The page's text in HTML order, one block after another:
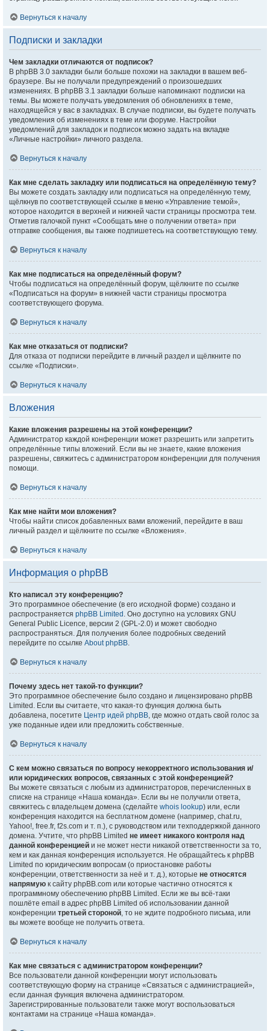
Вернуться к началу
Подписки и закладки
Чем закладки отличаются от подписок?
В phpBB 3.0 закладки были больше похожи на закладки в вашем веб-
браузере. Вы не получали предупреждений о произошедших
изменениях. В phpBB 3.1 закладки больше напоминают подписки на
темы. Вы можете получать уведомления об обновлениях в теме,
находящейся у вас в закладках. В случае подписки, вы будете получать
уведомления об изменениях в теме или форуме. Настройки
уведомлений для закладок и подписок можно задать на вкладке
«Личные настройки» личного раздела.
Вернуться к началу
Как мне сделать закладку или подписаться на определённую тему?
Вы можете создать закладку или подписаться на определённую тему,
щёлкнув по соответствующей ссылке в меню «Управление темой»,
которое находится в верхней и нижней части страницы просмотра тем.
Отметив галочкой пункт «Сообщать мне о получении ответа» при
отправке сообщения, вы также подпишетесь на соответствующую тему.
Вернуться к началу
Как мне подписаться на определённый форум?
Чтобы подписаться на определённый форум, щёлкните по ссылке
«Подписаться на форум» в нижней части страницы просмотра
соответствующего форума.
Вернуться к началу
Как мне отказаться от подписки?
Для отказа от подписки перейдите в личный раздел и щёлкните по
ссылке «Подписки».
Вернуться к началу
Вложения
Какие вложения разрешены на этой конференции?
Администратор каждой конференции может разрешить или запретить
определённые типы вложений. Если вы не знаете, какие вложения
разрешены, свяжитесь с администратором конференции для получения
помощи.
Вернуться к началу
Как мне найти мои вложения?
Чтобы найти список добавленных вами вложений, перейдите в ваш
личный раздел и щёлкните по ссылке «Вложения».
Вернуться к началу
Информация о phpBB
Кто написал эту конференцию?
Это программное обеспечение (в его исходной форме) создано и
распространяется phpBB Limited . Оно доступно на условиях GNU
General Public Licence, версии 2 (GPL-2.0) и может свободно
распространяться. Для получения более подробных сведений
перейдите по ссылке About phpBB.
Вернуться к началу
Почему здесь нет такой-то функции?
Это программное обеспечение было создано и лицензировано phpBB
Limited. Если вы считаете, что какая-то функция должна быть
добавлена, посетите Центр идей phpBB, где можно отдать свой голос за
уже поданные идеи или предложить собственные.
Вернуться к началу
С кем можно связаться по вопросу некорректного использования и/
или юридических вопросов, связанных с этой конференцией?
Вы можете связаться с любым из администраторов, перечисленных в
списке на странице «Наша команда». Если вы не получили ответа,
свяжитесь с владельцем домена (сделайте whois lookup) или, если
конференция находится на бесплатном домене (например, chat.ru,
Yahoo!, free.fr, f2s.com и т. п.), с руководством или техподдержкой данного
домена. Учтите, что phpBB Limited не имеет никакого контроля над
данной конференцией и не может нести никакой ответственности за то,
кем и как данная конференция используется. Не обращайтесь к phpBB
Limited по юридическим вопросам (о приостановке работы
конференции, ответственности за неё и т. д.), которые не относятся
напрямую к сайту phpBB.com или которые частично относятся к
программному обеспечению phpBB Limited. Если же вы всё-таки
пошлёте email в адрес phpBB Limited об использовании данной
конференции третьей стороной, то не ждите подробного письма, или
вы можете вообще не получить ответа.
Вернуться к началу
Как мне связаться с администратором конференции?
Все пользователи данной конференции могут использовать
соответствующую форму на странице «Связаться с администрацией»,
если данная функция включена администратором.
Зарегистрированные пользователи также могут воспользоваться
контактами на странице «Наша команда».